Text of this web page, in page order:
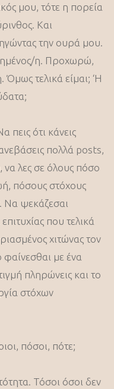
μου, τότε η πορεία
Και
την ουρά μου.
η. Προχωρώ,
τελικά είμαι; ‘H
πεις ότι κάνεις
πολλά posts,
να λες σε όλους πόσο
πόσους στόχους
Να ψεκάζεσαι
που τελικά
χιτώνας τον
φαίνεσθαι με ένα
πληρώνεις και το
στόχων
πόσοι, πότε;
Τόσοι όσοι δεν